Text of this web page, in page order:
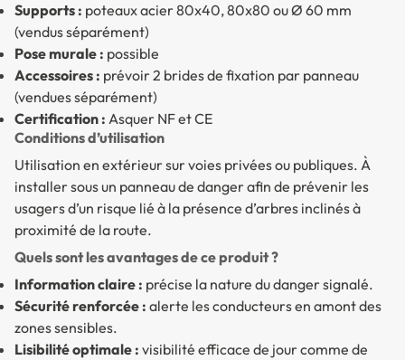
Supports : poteaux acier 80x40, 80x80 ou Ø 60 mm
(vendus séparément)
Pose murale : possible
Accessoires : prévoir 2 brides de fixation par panneau
(vendues séparément)
Certification : Asquer NF et CE
Conditions d’utilisation
Utilisation en extérieur sur voies privées ou publiques. À
installer sous un panneau de danger afin de prévenir les
usagers d’un risque lié à la présence d’arbres inclinés à
proximité de la route.
Quels sont les avantages de ce produit ?
Information claire : précise la nature du danger signalé.
Sécurité renforcée : alerte les conducteurs en amont des
zones sensibles.
Lisibilité optimale : visibilité efficace de jour comme de